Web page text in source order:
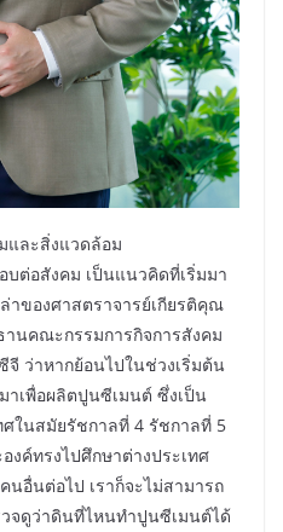
และสิ่งแวดล้อม
ต่อสังคม เป็นแนวคิดที่เริ่มมา
าของศาสตราจารย์เกียรติคุณ
นคณะกรรมการกิจการสังคม
จี ว่าหากย้อนไปในช่วงเริ่มต้น
าเพื่อผลิตปูนซีเมนต์ ซึ่งเป็น
ในสมัยรัชกาลที่ 4 รัชกาลที่ 5
งค์ทรงไปศึกษาต่างประเทศ
นอื่นต่อไป เราก็จะไม่สามารถ
วจดูว่าดินที่ไหนทำปูนซีเมนต์ได้